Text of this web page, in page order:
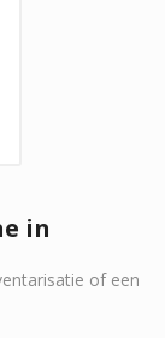
in
of een